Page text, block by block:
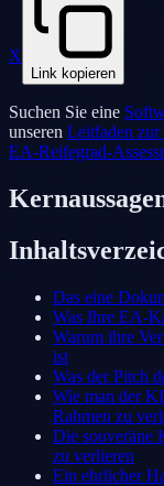
X
Link kopieren
Suchen Sie eine
unseren Leitfaden
EA-Reifegrad-
Das eine
Was Ihre EA-
Warum ihre
ist
Was der Pitch
Wie man der
Rahmen zu
Die souveräne
zu verlieren
Ein ehrlicher